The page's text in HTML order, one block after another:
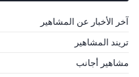
آخر الأخبار عن المشاهير
تريند المشاهير
مشاهير أجانب